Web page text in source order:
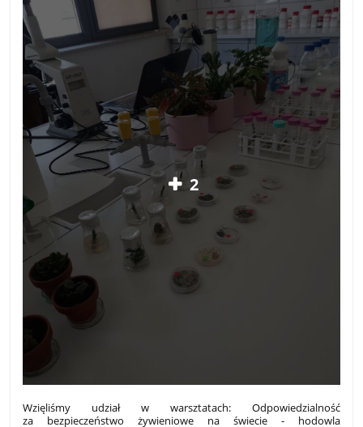
2
Wzięliśmy udział w warsztatach: Odpowiedzialność
za bezpieczeństwo żywieniowe na świecie - hodowla